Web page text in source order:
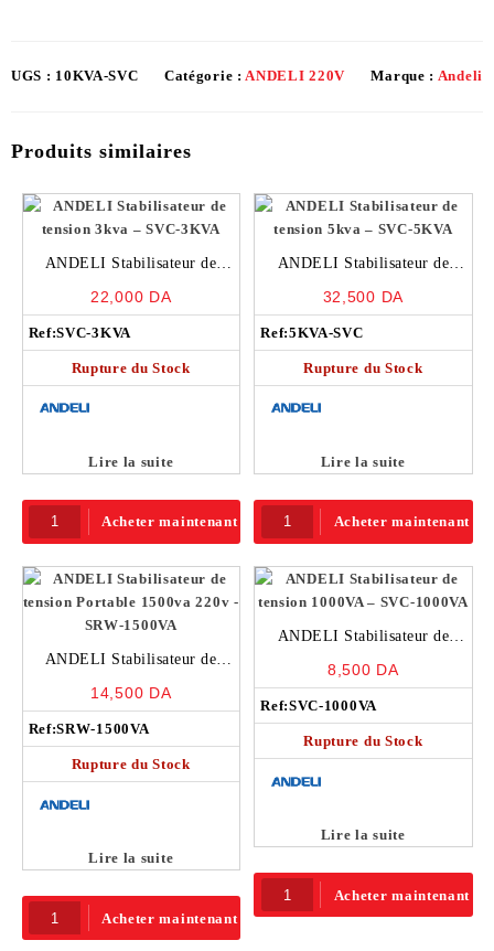
UGS : 10KVA-SVC Catégorie :ANDELI 220V Marque : Andeli
Produits similaires
ANDELI Stabilisateur de
22,000 DA
Ref:SVC-3KVA
Rupture du Stock
Lire la suite
Acheter maintenant
ANDELI Stabilisateur de
32,500 DA
Ref:5KVA-SVC
Rupture du Stock
Lire la suite
Acheter maintenant
ANDELI Stabilisateur de
SRW-1500VA
14,500 DA
Ref:SRW-1500VA
Rupture du Stock
Lire la suite
Acheter maintenant
ANDELI Stabilisateur de
8,500 DA
Ref:SVC-1000VA
Rupture du Stock
Lire la suite
Acheter maintenant